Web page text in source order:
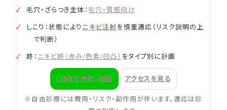
毛穴・ざらつき主体：毛穴・質感向け
しこり：状態により ニキビ注射を慎重適応（リスク説明の上
で判断）
跡： ニキビ跡（赤み/色素/凹凸） をタイプ別に計画
LINEで予約・相談 アクセスを見る
※自由診療には費用・リスク・副作用が伴います。適応は診